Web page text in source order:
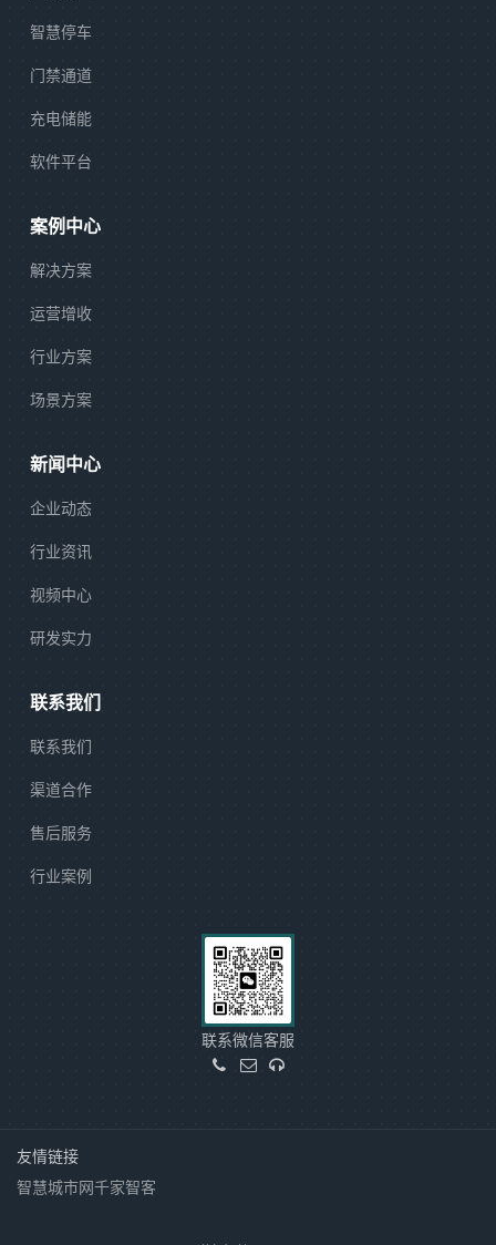
智慧停车
门禁通道
充电储能
软件平台
案例中心
解决方案
运营增收
行业方案
场景方案
新闻中心
企业动态
行业资讯
视频中心
研发实力
联系我们
联系我们
渠道合作
售后服务
行业案例
联系微信客服
友情链接
智慧城市网千家智客